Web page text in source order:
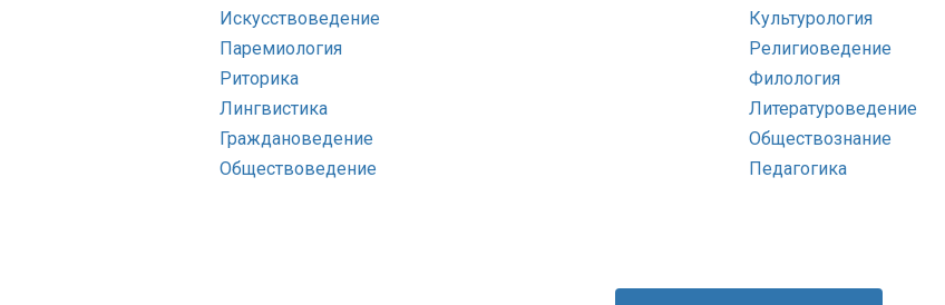
Искусствоведение
Культурология
Паремиология
Религиоведение
Риторика
Филология
Лингвистика
Литературоведение
Граждановедение
Обществознание
Обществоведение
Педагогика